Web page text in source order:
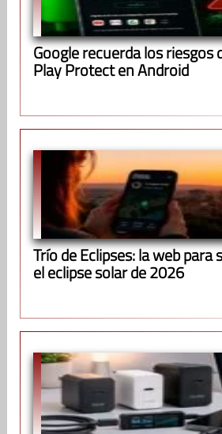
Google recuerda los riesgos
Play Protect en Android
Trío de Eclipses: la web para
el eclipse solar de 2026